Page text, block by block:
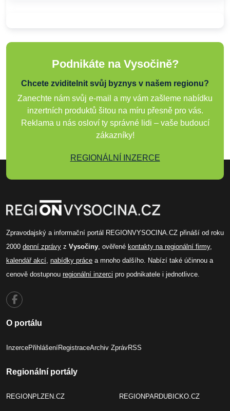
Podnikáte na Vysočině?
Chcete zviditelnit svůj byznys v našem regionu?
Zanechte nám svůj e-mail a my vám zašleme nabídku
inzertních produktů šitou na míru přesně pro vás.
Reklama u nás osloví ty správné lidi – vaše budoucí
zákazníky!
REGIONÁLNÍ INZERCE
Zpravodajský a informační portál REGIONVYSOCINA.CZ přináší od roku
2000 denní zprávy z Vysočiny , ověřené kontakty na regionální firmy,
kalendář akcí nabídky práce a mnoho dalšího. Nabízí také účinnou a
cenově dostupnou regionální inzerci pro podnikatele i jednotlivce.
O portálu
InzercePřihlášeníRegistraceArchiv ZprávRSS
Regionální portály
REGIONPLZEN.CZ REGIONPARDUBICKO.CZ